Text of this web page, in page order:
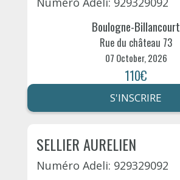
Boulogne-Billancourt
Rue du château 73
07 October, 2026
110€
S'INSCRIRE
SELLIER AURELIEN
Numéro Adeli: 929329092